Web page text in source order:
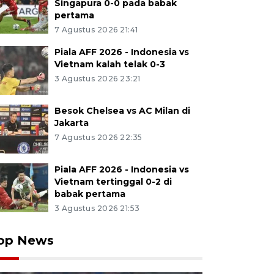
Singapura 0-0 pada babak
pertama
7 Agustus 2026 21:41
Piala AFF 2026 - Indonesia vs
Vietnam kalah telak 0-3
3 Agustus 2026 23:21
Besok Chelsea vs AC Milan di
Jakarta
7 Agustus 2026 22:35
Piala AFF 2026 - Indonesia vs
Vietnam tertinggal 0-2 di
babak pertama
3 Agustus 2026 21:53
News